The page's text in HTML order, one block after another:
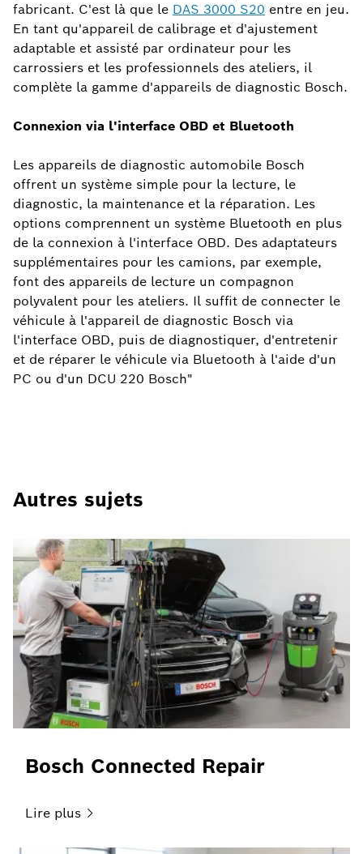
fabricant. C'est là que le DAS 3000 S20 entre en jeu.
En tant qu'appareil de calibrage et d'ajustement
adaptable et assisté par ordinateur pour les
carrossiers et les professionnels des ateliers, il
complète la gamme d'appareils de diagnostic Bosch.
Connexion via l'interface OBD et Bluetooth
Les appareils de diagnostic automobile Bosch
offrent un système simple pour la lecture, le
diagnostic, la maintenance et la réparation. Les
options comprennent un système Bluetooth en plus
de la connexion à l'interface OBD. Des adaptateurs
supplémentaires pour les camions, par exemple,
font des appareils de lecture un compagnon
polyvalent pour les ateliers. Il suffit de connecter le
véhicule à l'appareil de diagnostic Bosch via
l'interface OBD, puis de diagnostiquer, d'entretenir
et de réparer le véhicule via Bluetooth à l'aide d'un
PC ou d'un DCU 220 Bosch"
Autres sujets
Bosch Connected Repair
Lire plus